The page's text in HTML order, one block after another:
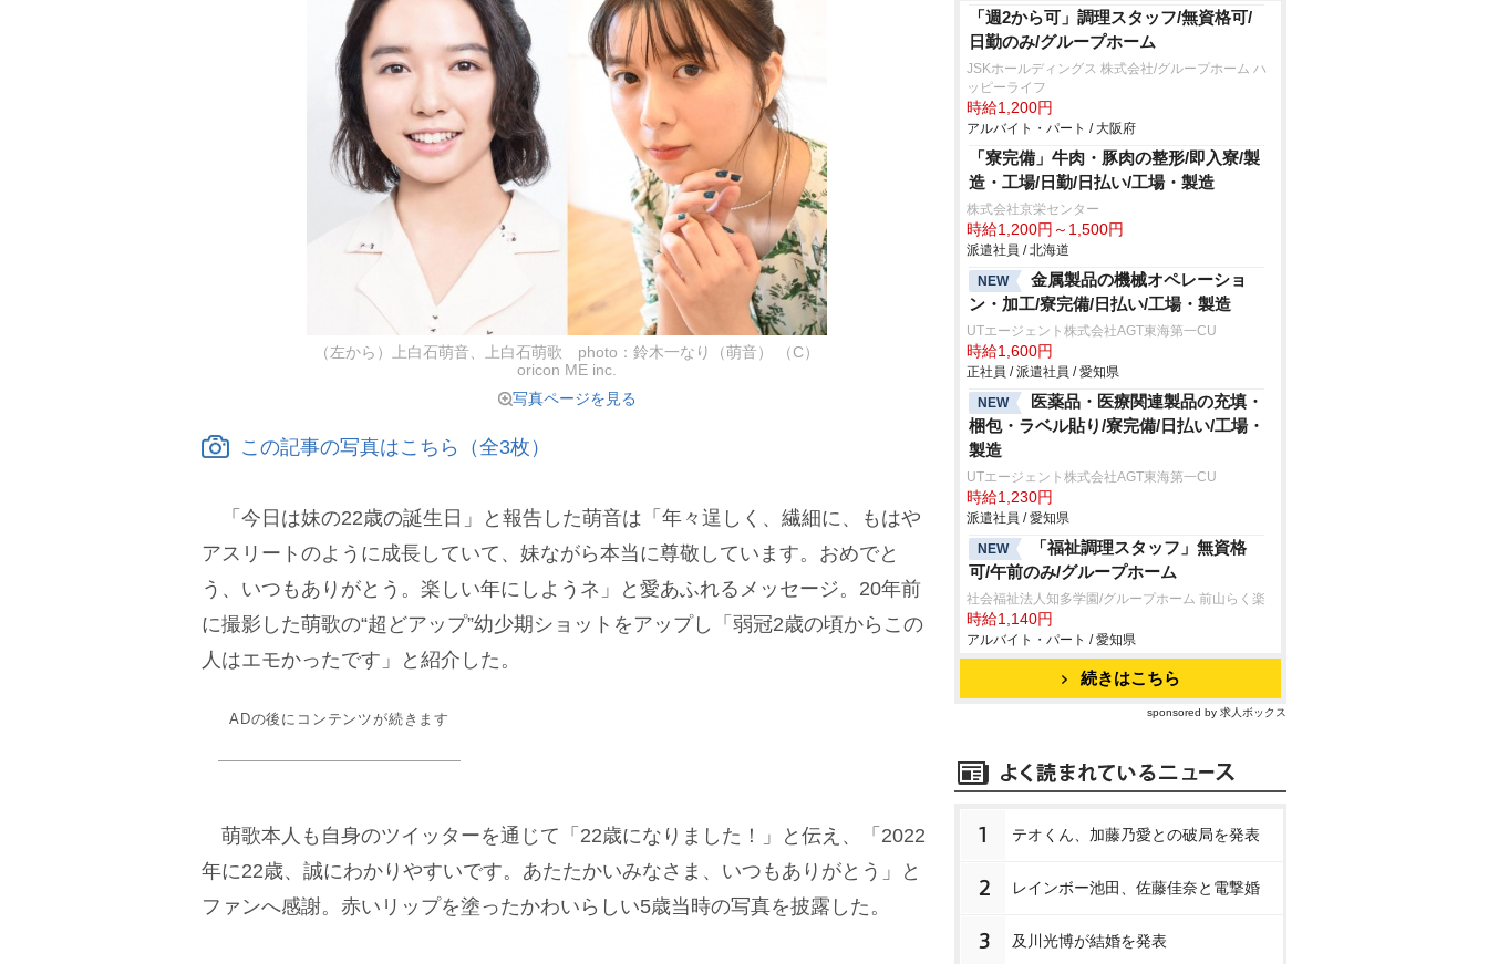
（左から）上白石萌音、上白石萌歌 photo：鈴木一なり（萌音） （C）
oricon ME inc.
写真ページを見る
この記事の写真はこちら（全3枚）
「今日は妹の22歳の誕生日」と報告した萌音は「年々逞しく、繊細に、もは
アスリートのように成長していて、妹ながら本当に尊敬しています。おめでと
う、いつもありがとう。楽しい年にしようネ」と愛あふれるメッセージ。20年前
に撮影した萌歌の“超どアップ”幼少期ショットをアップし「弱冠2歳の頃からこの
人はエモかったです」と紹介した。
ADの後にコンテンツが続きます
萌歌本人も自身のツイッターを通じて「22歳になりました！」と伝え、「2022
年に22歳、誠にわかりやすいです。あたたかいみなさま、いつもありがとう」と
ファンへ感謝。赤いリップを塗ったかわいらしい5歳当時の写真を披露した。
「週2から可」調理スタッフ/無資格可/
日勤のみ/グループホーム
JSKホールディングス 株式会社/グループホーム ハ
ッピーライフ
時給1,200円
アルバイト・パート / 大阪府
「寮完備」牛肉・豚肉の整形/即入寮/製
造・工場/日勤/日払い/工場・製造
株式会社京栄センター
時給1,200円～1,500円
派遣社員 / 北海道
NEW
金属製品の機械オペレーショ
ン・加工/寮完備/日払い/工場・製造
UTエージェント株式会社AGT東海第一CU
時給1,600円
正社員 / 派遣社員 / 愛知県
NEW
医薬品・医療関連製品の充填・
梱包・ラベル貼り/寮完備/日払い/工場・
製造
UTエージェント株式会社AGT東海第一CU
時給1,230円
派遣社員 / 愛知県
NEW
「福祉調理スタッフ」無資格
可/午前のみ/グループホーム
社会福祉法人知多学園/グループホーム 前山らく楽
時給1,140円
アルバイト・パート / 愛知県
続きはこちら
sponsored by 求人ボックス
1 テオくん、加藤乃愛との破局を発表
2 レインボー池田、佐藤佳奈と電撃婚
3 及川光博が結婚を発表